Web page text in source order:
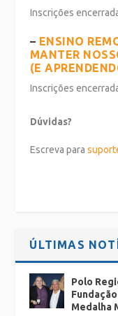
Inscrições
– ENSINO
MANTER
(E
Inscrições
Dúvidas?
Escreva para
ÚLTIMAS
Polo
Medalha